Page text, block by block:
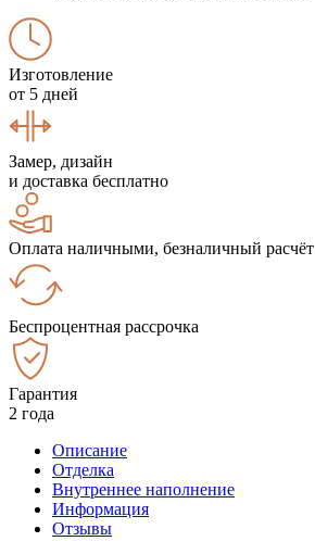
Изготовление
от 5 дней
Замер, дизайн
и доставка бесплатно
Оплата наличными, безналичный расчёт
Беспроцентная рассрочка
Гарантия
2 года
Описание
Отделка
Внутреннее наполнение
Информация
Отзывы